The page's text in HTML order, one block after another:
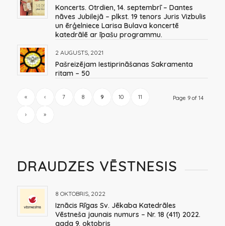
Koncerts. Otrdien, 14. septembrī – Dantes
nāves Jubilejā – plkst. 19 tenors Juris Vizbulis
un ērģelniece Larisa Bulava koncertē
katedrālē ar īpašu programmu.
2 AUGUSTS, 2021
Pašreizējam Iestiprināšanas Sakramenta
ritam – 50
Page 9 of 14
« ‹ 7 8 9 10 11
› »
DRAUDZES VĒSTNESIS
8 OKTOBRIS, 2022
Iznācis Rīgas Sv. Jēkaba Katedrāles
Vēstneša jaunais numurs – Nr. 18 (411) 2022.
gada 9. oktobris